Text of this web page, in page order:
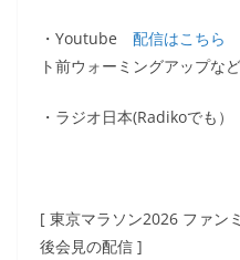
・Youtube 配信はこちら
ト前ウォーミングアップな
・ラジオ日本(Radikoでも
[ 東京マラソン2026 ファン
後会見の配信 ]